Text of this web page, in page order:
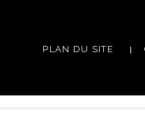
PLAN DU SITE